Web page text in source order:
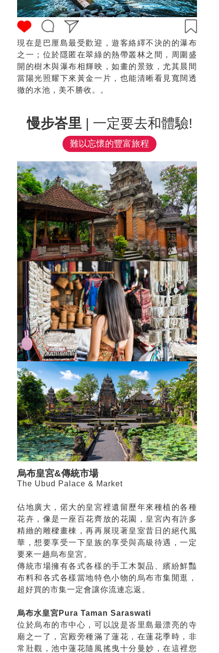
現在是巴厘島最受歡迎，遊客絡繹不決的的瀑布
之一；位於隱匿在翠綠的熱帶叢林之間，周圍盛
開的樹木與瀑布相輝映，如畫的景致，尤其晨間
當陽光照耀下來黃金一片，也能清晰看見寬闊透
徹的水池，美不勝收。。
慢步峇里| 一定要去和體驗!
難以忘懷的豐富旅程
烏布皇宮&傳統市場
The Ubud Palace & Market
佔地廣大，偌大的皇宮裡遺留歷年來種植的各種
花卉，像是一座百花齊放的花園，皇宮內有許多
精緻的雕樑畫棟，再再展現著皇室昔日的絕代風
華，想要享受一下皇族的享受與高級待遇，一定
要來一趟烏布皇宮。
傳統市場擁有各式各樣的手工木製品、繽紛鮮豔
布料和各式各樣當地特色小物的烏布市集閒逛，
超好買的市集一定會讓你流連忘返。
烏布水皇宮Pura Taman Saraswati
位於烏布的市中心，可以說是峇里島最漂亮的寺
廟之一了，宮殿旁種滿了蓮花，在蓮花季時，非
常壯觀，池中蓮花隨風搖曳十分曼妙，在這裡您